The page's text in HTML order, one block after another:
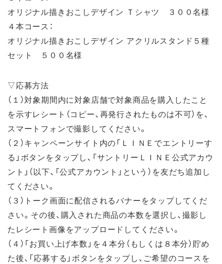
オリジナル描きおこしデザイン Ｔシャツ ３００名様
４本コース：
オリジナル描きおこしデザイン アクリルスタンド５種
セット ５００名様
▽応募方法
（１）対象期間内に対象店舗で対象商品を購入したこと
を示すレシート（コピー、再発行されたものは不可）を、
スマートフォンで撮影してください。
（２）キャンペーンサイト内の「ＬＩＮＥでエントリーす
る」ボタンをタップし、「サントリーＬＩＮＥ公式アカウ
ント」（以下、「公式アカウント」という）を友だち追加し
てください。
（３）トーク画面に配信されるバナーをタップしてくだ
さい。その後、購入された商品の本数を選択し、撮影し
たレシート画像をアップロードしてください。
（４）「お買い上げ本数」を４本分（もしくは８本分）貯め
た後、「応募する」ボタンをタップし、ご希望のコースを